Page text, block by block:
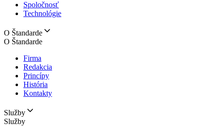
Spoločnosť
Technológie
O Štandarde
O Štandarde
Firma
Redakcia
Princípy
História
Kontakty
Služby
Služby